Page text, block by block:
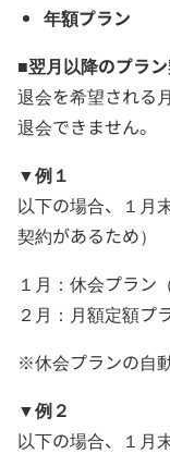
年額プラン
■翌月以降のプラ
退会を希望される
退会できません。
▼例１
以下の場合、１月
契約があるため）
１月：休会プラン
２月：月額定額プ
※休会プランの自
▼例２
以下の場合、１月